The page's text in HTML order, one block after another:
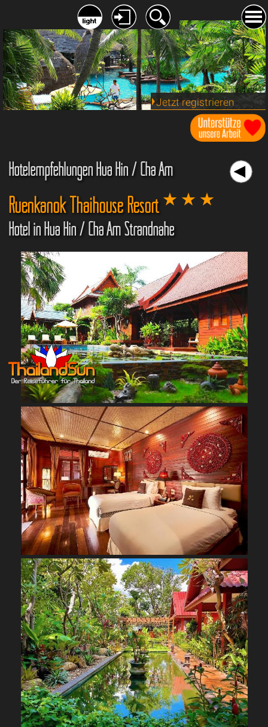
Jetzt registrieren
Hotelempfehlungen Hua Hin / Cha Am
Ruenkanok Thaihouse Resort
Hotel in Hua Hin / Cha Am Strandnähe